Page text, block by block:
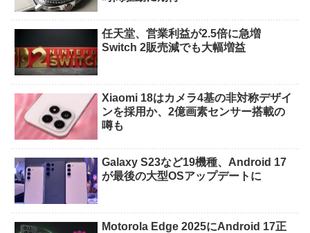
任天堂、営業利益が2.5倍に急増
Switch 2販売減でも大幅増益
Xiaomi 18はカメラ4基の非対称デザイ
ンを採用か、2億画素センサー搭載の
噂も
Galaxy S23など19機種、Android 17
が最後の大型OSアップデートに
Motorola Edge 2025にAndroid 17正